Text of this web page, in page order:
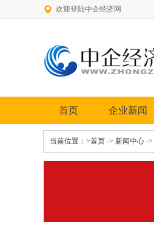
欢迎登陆中企经济网
首页 企业新闻
当前位置： >首页 -> 新闻中心 ->